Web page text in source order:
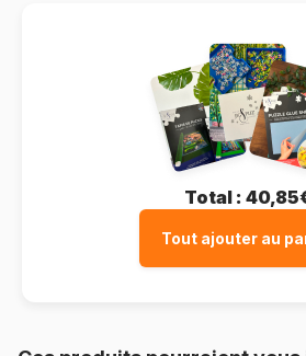
Total :
Tout ajouter au